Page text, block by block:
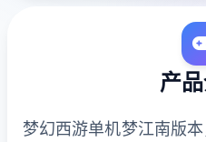
产
梦幻西游单机梦江南版